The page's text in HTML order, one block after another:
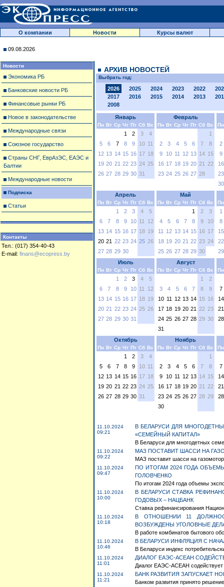
О компании Новости Курсы валют
09.08.2026
Новости
Экономика РБ
Банковские новости РБ
Финансовые рынки РБ
Новое в законодательстве
Международные связи
Союзное государство
Страны СНГ, ЕврАзЭС, ЕАЭС и
Балтии
Международные новости
Подписка
Статьи
Контакты
Тел.: (017) 354-40-43
E-mail: finans@ecopress.by
АРХИВ НОВОСТЕЙ
Выбрать год:
2026 2025 2024 2023 2022
2017
2016 2015 2014 2013
2008
Январь
Пн Вт Ср Чт Пт Сб Вс
1 2 3
4
5
6 7 8 9 10 11
12 13 14 15 16 17 18
19 20 21 22 23 24 25
26 27 28 29 30 31
Февраль
Пн Вт Ср Чт Пт Сб Вс
1
2
3 4 5 6 7
8
9
10 11 12 13 14 15
16 17 18 19 20 21 22
23 24 25 26 27 28
Пн
2
9
16
23
30
Апрель
Пн Вт Ср Чт Пт Сб Вс
1 2 3 4
5
6
7 8 9 10 11
12
13 14 15 16 17 18 19
20 21 22 23 24 25 26
27 28 29 30
Май
Пн Вт Ср Чт Пт Сб Вс
1 2
3
4
5 6 7 8 9
10
11
12 13 14 15 16 17
18 19 20 21 22 23 24
25 26 27 28 29 30
Пн
1
8
15
22
29
Июль
Пн Вт Ср Чт Пт Сб Вс
1 2 3 4
5
6
7 8 9 10 11
12
13 14 15 16 17 18 19
20 21 22 23 24 25 26
27 28 29 30 31
Август
Пн Вт Ср Чт Пт Сб Вс
1
2
3
4 5 6 7 8
9
10 11 12 13 14 15 16
17 18 19 20 21 22 23
24 25 26 27 28 29 30
31
Пн
7
14
21
28
Октябрь
Пн Вт Ср Чт Пт Сб Вс
1 2 3
4
5
6 7 8 9 10 11
12 13 14 15 16 17 18
19 20 21 22 23 24 25
26 27 28 29 30 31
Ноябрь
Пн Вт Ср Чт Пт Сб Вс
1
2
3 4 5 6 7
8
9
10 11 12 13 14 15
16 17 18 19 20 21 22
23 24 25 26 27 28 29
30
Пн
7
14
21
28
11.10.2024
09:21
В БЕЛАРУСИ ДЛЯ
«СЕМЕЙНЫЙ КАПИТАЛ»
В Беларуси для многодетных
11.10.2024
09:22
МАЗ ПОСТАВИТ ШАССИ НА
МАЗ поставит шасси на
11.10.2024
09:47
ПО ИТОГАМ 2024 ГОДА
ГОЛОВЧЕНКО
По итогам 2024 года объемы
11.10.2024
10:00
В БЕЛАРУСИ СТАВКА
ГОДОВЫХ – НАЦБАНК
Ставка рефинансирования
11.10.2024
10:18
В ОТНОШЕНИИ 11
ВОЗБУЖДЕНЫ УГОЛОВНЫЕ
В работе комбинатов бытового
11.10.2024
10:46
В БЕЛАРУСИ ИНФЛЯЦИЯ С
В Беларуси индекс
11.10.2024
11:01
ДИАЛОГ ЕАЭС-АСЕАН
Диалог ЕАЭС-АСЕАН содействует
11.10.2024
11:21
БАНК РАЗВИТИЯ ЗАПУСКАЕТ
Банком развития принято